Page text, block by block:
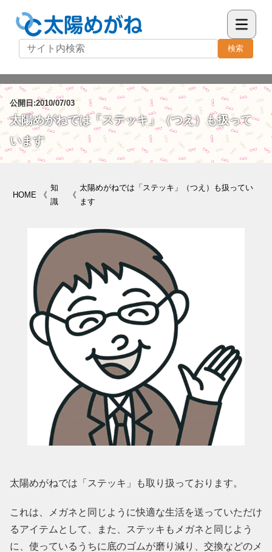
検索
公開日:2010/07/03
太陽めがねでは「ステッキ」（つえ）も扱って
います
HOME 《
知
識
《
太陽めがねでは「ステッキ」（つえ）も扱ってい
ます
太陽めがねでは「ステッキ」も取り扱っております。
これは、メガネと同じように快適な生活を送っていただけ
るアイテムとして、また、ステッキもメガネと同じよう
に、使っているうちに底のゴムが磨り減り、交換などのメ